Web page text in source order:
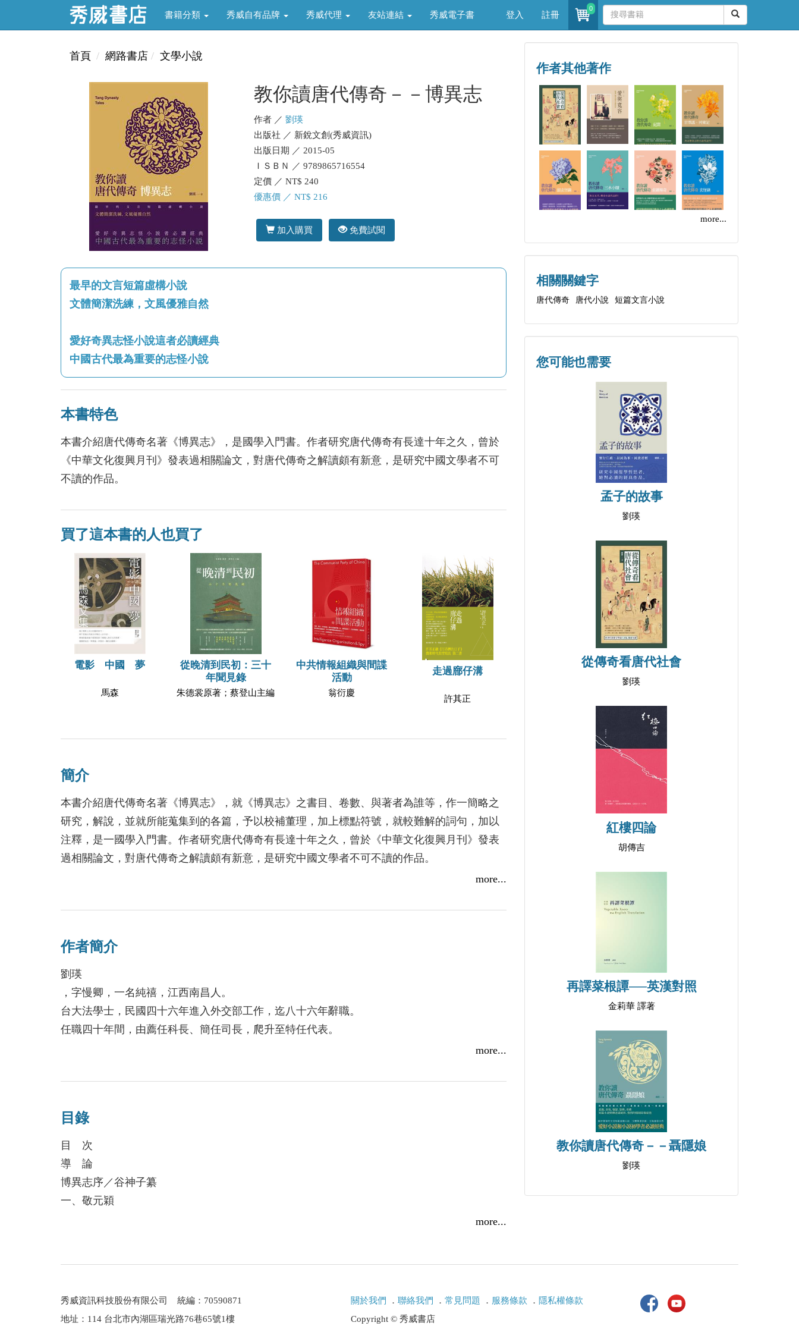
書籍分類 秀威自有品牌 秀威代理 友站連結 秀威電子書 登入 註冊
0
首頁 網路書店 文學小說
教你讀唐代傳奇－－博異志
作者 ／ 劉瑛
出版社 ／ 新銳文創(秀威資訊)
出版日期 ／ 2015-05
ＩＳＢＮ ／ 9789865716554
定價 ／ NT$ 240
優惠價 ／ NT$ 216
加入購買 免費試閱
最早的文言短篇虛構小說
文體簡潔洗練，文風優雅自然
愛好奇異志怪小說這者必讀經典
中國古代最為重要的志怪小說
本書特色
本書介紹唐代傳奇名著《博異志》，是國學入門書。作者研究唐代傳奇有長達十年之久，曾於
《中華文化復興月刊》發表過相關論文，對唐代傳奇之解讀頗有新意，是研究中國文學者不可
不讀的作品。
買了這本書的人也買了
電影 中國 夢
馬森
從晚清到民初：三十
年聞見錄
朱德裳原著；蔡登山主編
中共情報組織與間諜
活動
翁衍慶
走過廍仔溝
許其正
簡介
本書介紹唐代傳奇名著《博異志》，就《博異志》之書目、卷數、與著者為誰等，作一簡略之
研究，解說，並就所能蒐集到的各篇，予以校補董理，加上標點符號，就較難解的詞句，加以
注釋，是一國學入門書。作者研究唐代傳奇有長達十年之久，曾於《中華文化復興月刊》發表
過相關論文，對唐代傳奇之解讀頗有新意，是研究中國文學者不可不讀的作品。
more...
作者簡介
劉瑛
，字慢卿，一名純禧，江西南昌人。
台大法學士，民國四十六年進入外交部工作，迄八十六年辭職。
任職四十年間，由薦任科長、簡任司長，爬升至特任代表。
參與近四十年中華民國外交實務，其中的生命歷痕誠屬寶貴難得。
後仍以讀書、寫作自娛。
more...
目錄
目 次
導 論
博異志序／谷神子纂
一、敬元穎
六、陰隱客家工人
七、岑文本
more...
作者其他著作
more...
相關關鍵字
唐代傳奇 唐代小說 短篇文言小說
您可能也需要
孟子的故事
劉瑛
從傳奇看唐代社會
劉瑛
紅樓四論
胡傳吉
再譯菜根譚──英漢對照
金莉華 譯著
教你讀唐代傳奇－－聶隱娘
劉瑛
秀威資訊科技股份有限公司 統編：70590871
地址：114 台北市內湖區瑞光路76巷65號1樓
關於我們 ． 聯絡我們 ． 常見問題 ． 服務條款 ． 隱私權條款
Copyright © 秀威書店